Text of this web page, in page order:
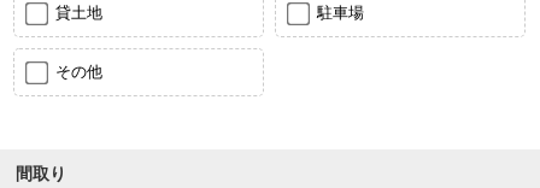
貸土地 駐車場
その他
間取り